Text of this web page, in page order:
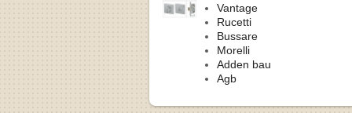
Vantage
Rucetti
Bussare
Morelli
Adden bau
Agb